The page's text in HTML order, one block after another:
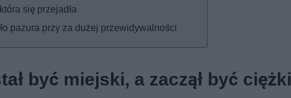
się przejadła
pazura przy za dużej przewidywalności
być miejski, a zaczął być ciężki